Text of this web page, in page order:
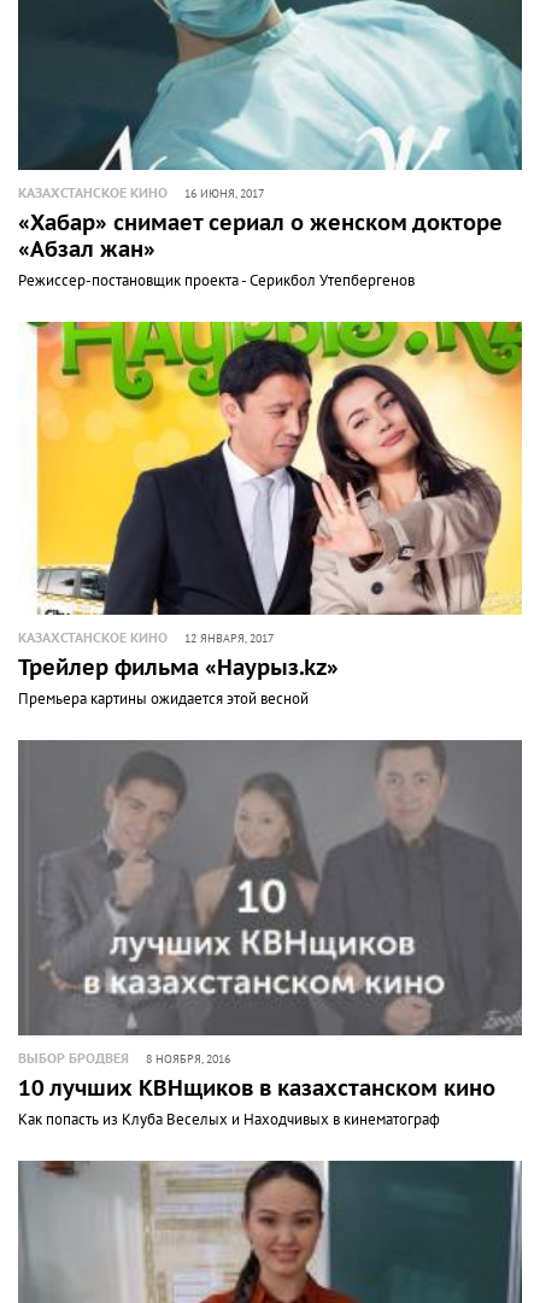
КАЗАХСТАНСКОЕ КИНО 16 ИЮНЯ, 2017
«Хабар» снимает сериал о женском докторе
«Абзал жан»
Режиссер-постановщик проекта - Серикбол Утепбергенов
КАЗАХСТАНСКОЕ КИНО 12 ЯНВАРЯ, 2017
Трейлер фильма «Наурыз.kz»
Премьера картины ожидается этой весной
ВЫБОР БРОДВЕЯ 8 НОЯБРЯ, 2016
10 лучших КВНщиков в казахстанском кино
Как попасть из Клуба Веселых и Находчивых в кинематограф